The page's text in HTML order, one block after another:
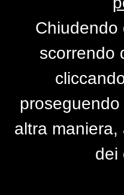
di
Chiudendo
scorrendo
altra maniera,
dei